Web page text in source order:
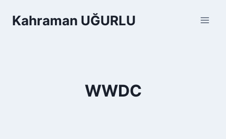
Kahraman UĞURLU
WWDC